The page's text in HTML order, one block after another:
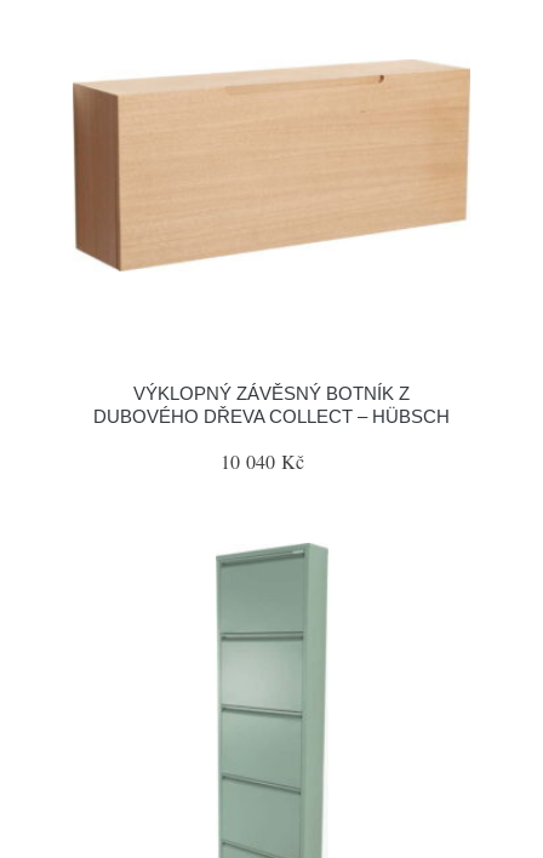
VÝKLOPNÝ ZÁVĚSNÝ BOTNÍK Z
DUBOVÉHO DŘEVA COLLECT – HÜBSCH
10 040 Kč